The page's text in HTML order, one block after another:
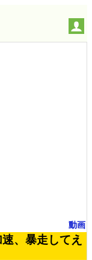
動画
、暴走してえ